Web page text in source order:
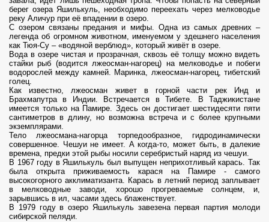
берег озера Яшилькуль, необходимо переехать через мелководье
реку Аличур при её впадении в озеро.
С озером связаны предания и мифы. Одна из самых древних –
легенда об огромном животном, именуемом у здешнего населения
как Тюя-Су – «водяной верблюд», который живёт в озере.
Вода в озере чистая и прозрачная, сквозь её толщу можно видеть
стайки рыб (водится лжеосман-нагорец) на мелководье и побеги
водорослей между камней. Маринка, лжеосман-нагорец, тибетский
голец.
Как известно, лжеосман живет в горной части рек Инд и
Брахмапутра в Индии. Встречается в Тибете. В Таджикистане
имеется только на Памире. Здесь он достигает шестидесяти пяти
сантиметров в длину, но возможна встреча и с более крупными
экземплярами.
Тело лжеосмана-нагорца торпедообразное, гидродинамически
совершенное. Чешуи не имеет. А когда-то, может быть, в далекие
времена, предки этой рыбы носили серебристый наряд из чешуи.
В 1967 году в Яшилькуль был выпущен неприхотливый карась. Так
была открыта приживаемость карася на Памире - самого
высокогорного акклиматизанта. Карась в летний период заплывает
в мелководные заводи, хорошо прогреваемые солнцем, и,
зарывшись в ил, часами здесь блаженствует.
В 1979 году в озеро Яшилькуль завезена первая партия молоди
сибирской пеляди.